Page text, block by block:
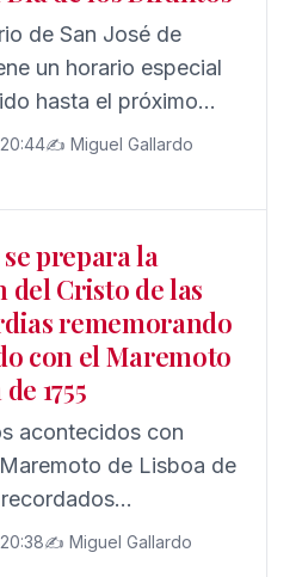
de San José de
un horario especial
hasta el próximo
noviembre
✍️ Miguel Gallardo
prepara la
del Cristo de las
rememorando
con el Maremoto
1755
acontecidos con
de Lisboa de
en Chipiona
✍️ Miguel Gallardo